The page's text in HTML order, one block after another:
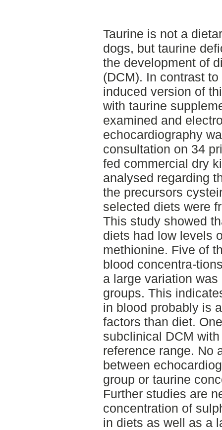
Taurine is not a
dogs, but taurine
the development of
(DCM). In contrast
induced version of
with taurine
examined and
echocardiography
consultation on 34
fed commercial dry
analysed regarding
the precursors
selected diets were
This study showed
diets had low levels
methionine. Five of
blood concentra-
a large variation
groups. This
in blood probably is
factors than diet.
subclinical DCM
reference range. No
between
group or taurine
Further studies are
concentration of
in diets as well as a